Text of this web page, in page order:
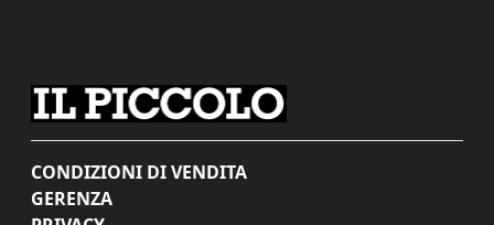
CONDIZIONI DI VENDITA
GERENZA